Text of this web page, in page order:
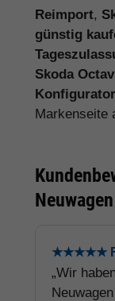
Reimport,
günstig
Skoda
Konfigurator
Markenseite
★★★★★
„Wir